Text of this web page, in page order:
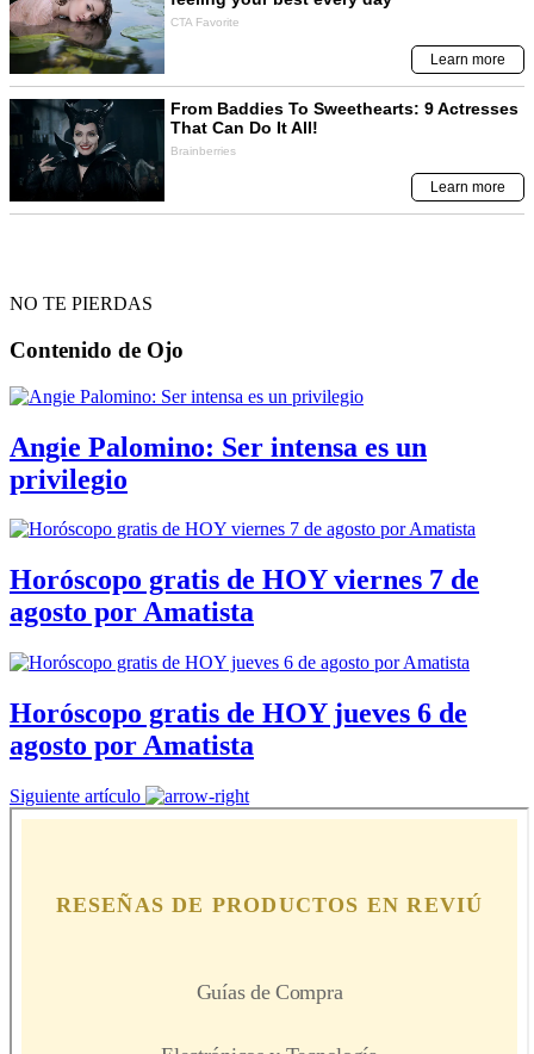
NO TE PIERDAS
Contenido de Ojo
Angie Palomino: Ser intensa es un
privilegio
Horóscopo gratis de HOY viernes 7 de
agosto por Amatista
Horóscopo gratis de HOY jueves 6 de
agosto por Amatista
Siguiente artículo